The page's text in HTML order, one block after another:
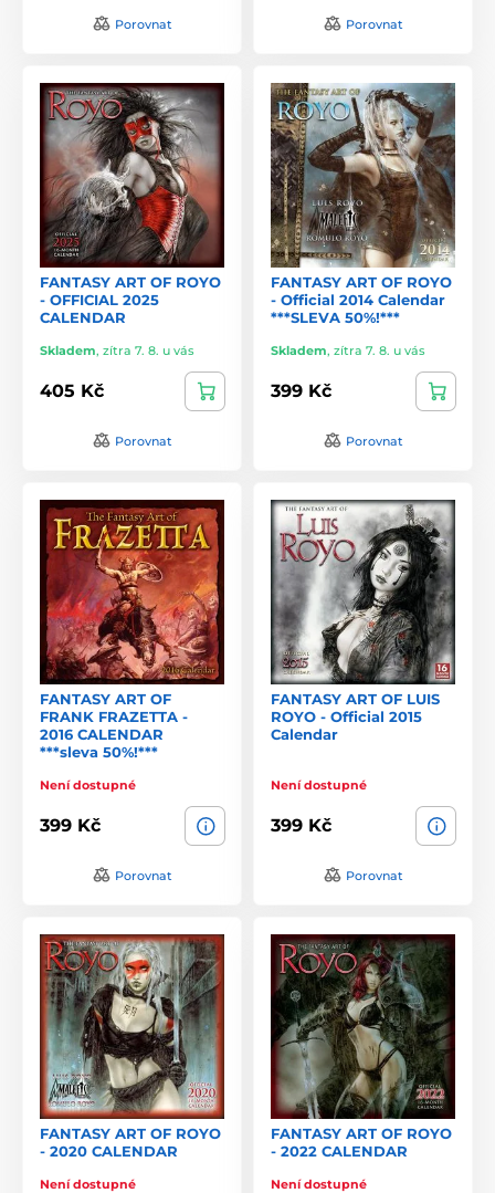
Porovnat Porovnat
FANTASY ART OF ROYO
- OFFICIAL 2025
CALENDAR
Skladem, zítra 7. 8. u vás
405 Kč
Porovnat
FANTASY ART OF ROYO
- Official 2014 Calendar
***SLEVA 50%!***
Skladem, zítra 7. 8. u vás
399 Kč
Porovnat
FANTASY ART OF
FRANK FRAZETTA -
2016 CALENDAR
***sleva 50%!***
Není dostupné
399 Kč
Porovnat
FANTASY ART OF LUIS
ROYO - Official 2015
Calendar
Není dostupné
399 Kč
Porovnat
FANTASY ART OF ROYO
- 2020 CALENDAR
Není dostupné
FANTASY ART OF ROYO
- 2022 CALENDAR
Není dostupné